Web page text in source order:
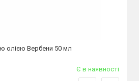
олією Вербени 50 мл
Є в наявності